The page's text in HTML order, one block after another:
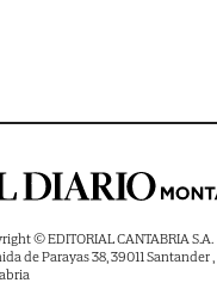
© EDITORIAL CANTABRIA S.A.
de Parayas 38, 39011 Santander ,